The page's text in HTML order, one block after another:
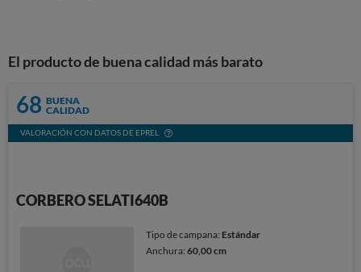
El producto de buena calidad más barato
68 BUENA
CALIDAD
VALORACIÓN CON DATOS DE EPREL
CORBERO SELATI640B
Tipo de campana: Estándar
Anchura:60,00 cm